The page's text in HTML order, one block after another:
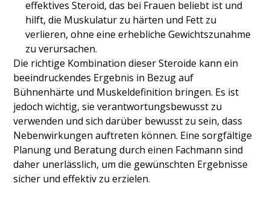
effektives Steroid, das bei Frauen beliebt ist und
hilft, die Muskulatur zu härten und Fett zu
verlieren, ohne eine erhebliche Gewichtszunahme
zu verursachen.
Die richtige Kombination dieser Steroide kann ein
beeindruckendes Ergebnis in Bezug auf
Bühnenhärte und Muskeldefinition bringen. Es ist
jedoch wichtig, sie verantwortungsbewusst zu
verwenden und sich darüber bewusst zu sein, dass
Nebenwirkungen auftreten können. Eine sorgfältige
Planung und Beratung durch einen Fachmann sind
daher unerlässlich, um die gewünschten Ergebnisse
sicher und effektiv zu erzielen.